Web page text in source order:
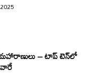
మహారాణులు – టాప్‌ టెన్‌లో
వారే